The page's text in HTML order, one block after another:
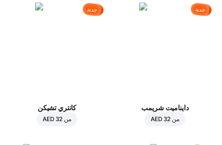
جديد
دايناميت شريمب
من AED 32
جديد
كانتري تشيكن
من AED 32